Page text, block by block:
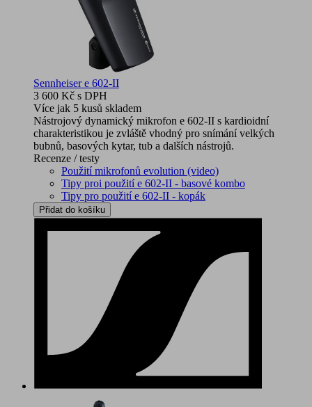
Sennheiser e 602-II
3 600 Kč s DPH
Více jak 5 kusů skladem
Nástrojový dynamický mikrofon e 602-II s kardioidní
charakteristikou je zvláště vhodný pro snímání velkých
bubnů, basových kytar, tub a dalších nástrojů.
Recenze / testy
Použití mikrofonů evolution (video)
Tipy proi použití e 602-II - basové kombo
Tipy pro použití e 602-II - kopák
Přidat do košíku